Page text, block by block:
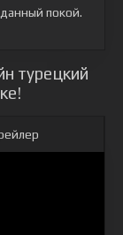
покой.
турецкий